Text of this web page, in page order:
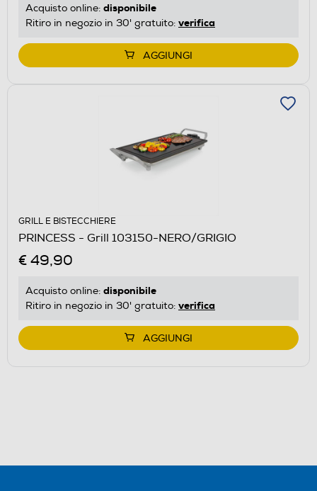
Acquisto online: disponibile
Ritiro in negozio in 30' gratuito: verifica
AGGIUNGI
GRILL E BISTECCHIERE
PRINCESS - Grill 103150-NERO/GRIGIO
€ 49,90
Acquisto online: disponibile
Ritiro in negozio in 30' gratuito: verifica
AGGIUNGI